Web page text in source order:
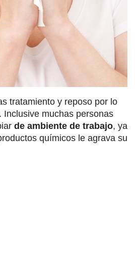
tratamiento y reposo por lo
. Inclusive muchas personas
de ambiente de trabajo, ya
químicos le agrava su